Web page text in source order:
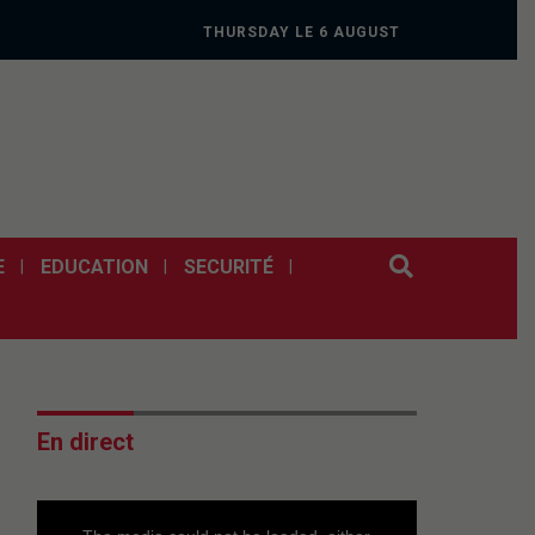
THURSDAY LE 6 AUGUST
EDUCATION SECURITÉ
En direct